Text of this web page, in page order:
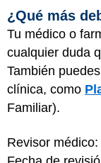
¿Qué más
Tu médico o
cualquier duda
También
clínica, como
Familiar).
Revisor